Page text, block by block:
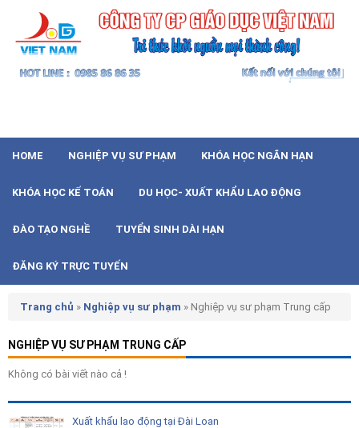
HOME NGHIỆP VỤ SƯ PHẠM KHÓA HỌC NGẮN HẠN
KHÓA HỌC KẾ TOÁN DU HỌC- XUẤT KHẨU LAO ĐỘNG
ĐÀO TẠO NGHỀ TUYỂN SINH DÀI HẠN
ĐĂNG KÝ TRỰC TUYẾN
Trang chủ » Nghiệp vụ sư phạm » Nghiệp vụ sư phạm Trung cấp
NGHIỆP VỤ SƯ PHẠM TRUNG CẤP
Không có bài viết nào cả !
Xuất khẩu lao động tại Đài Loan